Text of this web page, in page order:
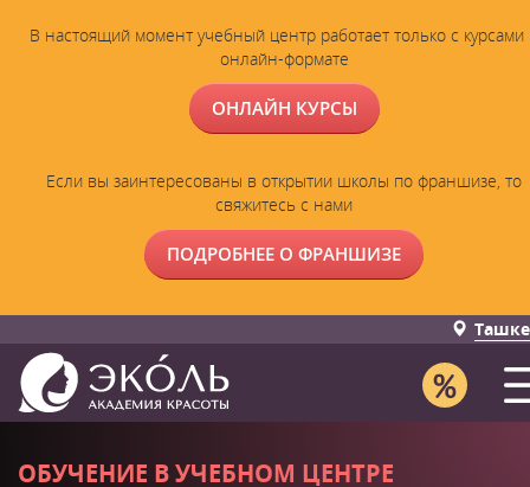
В настоящий момент учебный центр работает только с курсами
онлайн-формате
ОНЛАЙН КУРСЫ
Если вы заинтересованы в открытии школы по франшизе, то
свяжитесь с нами
ПОДРОБНЕЕ О ФРАНШИЗЕ
ОБУЧЕНИЕ В УЧЕБНОМ ЦЕНТРЕ